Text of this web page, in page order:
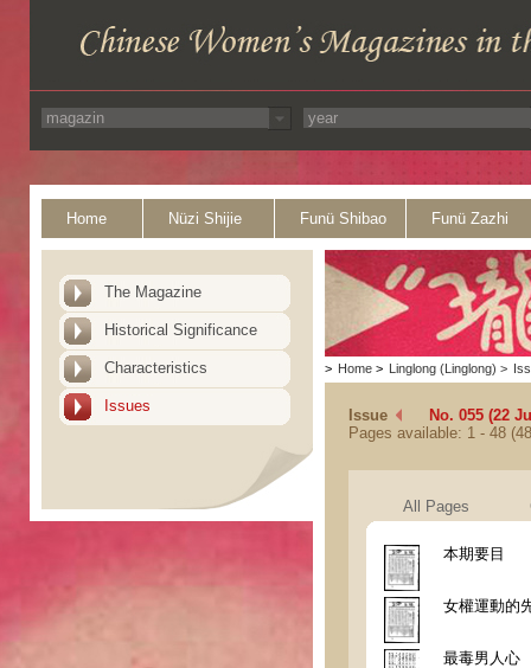
Home Nüzi Shijie Funü Shibao Funü Zazhi
The Magazine
Historical Significance
Characteristics
Issues
> Home > Linglong (Linglong) >
Issue
No. 055 (22
Pages available: 1 - 48
All Pages
本期要目
女權運動的
最毒男人心